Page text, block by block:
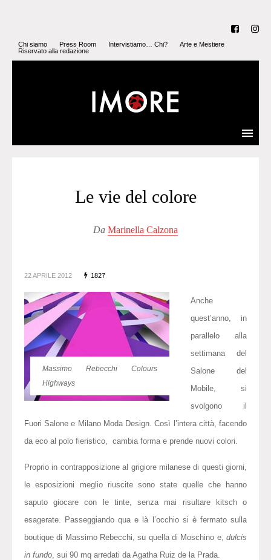
Chi siamo Press Room Intervistiamo… Chi?
Arte e Mestiere
Riservato alla redazione
Le vie del colore
Da Marinella Calzona
22 APRILE 2012 1827
Massimo Rebecchi Colours
Highways
Anche
quest’anno, in
parallelo alla
settimana del
Salone del
Mobile, si
svolgono il
Fuori Salone e Milano Moda Design. Così l’intera città, facendo
da eco al polo fieristico, cambia forma e prende nuovi colori.
Proprio in contrapposizione al grigiore milanese di questi giorni,
le esposizioni meglio riuscite sono state quelle che hanno
saputo giocare con le tinte, senza mai risultare kitsch o
esagerate. Passeggiando qua e là l’occhio si è fermato sulla
boutique di Massimo Rebecchi, su quella di Moschino e, dulcis
in fundo, sui 90 mq arredati da Agatha Ruiz de la Prada.